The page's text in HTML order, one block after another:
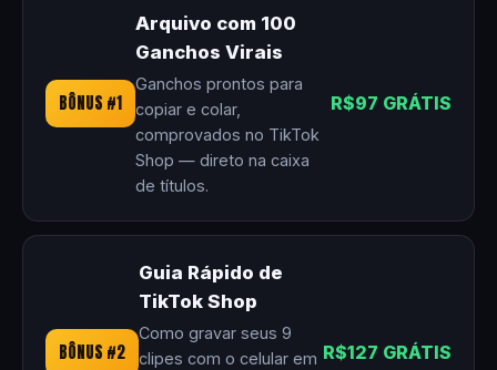
BÔNUS #1
Arquivo com 100
Ganchos Virais
Ganchos prontos para
copiar e colar,
comprovados no TikTok
Shop — direto na caixa
de títulos.
R$97 GRÁTIS
BÔNUS #2
Guia Rápido de
TikTok Shop
Como gravar seus 9
clipes com o celular em R$127 GRÁTIS